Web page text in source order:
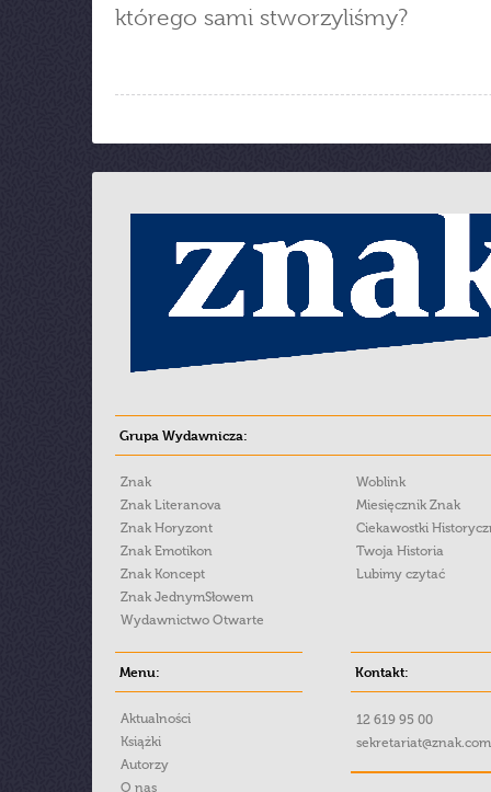
którego sami stworzyliśmy?
Grupa Wydawnicza:
Znak
Znak Literanova
Znak Horyzont
Znak Emotikon
Znak Koncept
Znak JednymSłowem
Wydawnictwo Otwarte
Woblink
Miesięcznik Znak
Ciekawostki
Twoja Historia
Lubimy czytać
Menu:
Aktualności
Książki
Autorzy
O nas
Kontakt:
12 619 95 00